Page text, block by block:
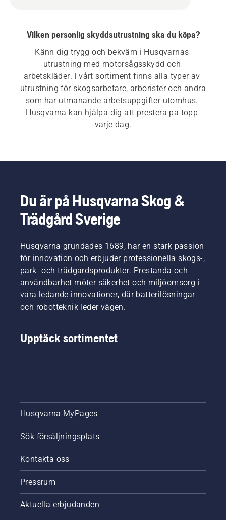
Vilken personlig skyddsutrustning ska du köpa?
Känn dig trygg och bekväm i Husqvarnas
utrustning med motorsågsskydd och
arbetskläder. I vårt sortiment finns alla typer av
utrustning för skogsarbetare, arborister och andra
som har utmanande arbetsuppgifter utomhus.
Husqvarna kan hjälpa dig att prestera på topp
varje dag.
Du är på Husqvarna Skog &
Trädgård Sverige
Husqvarna grundades 1689, har en stark passion
för innovation och erbjuder professionella skogs-,
park- och trädgårdsprodukter. Prestanda och
användbarhet möter säkerhet och miljöomsorg i
våra ledande innovationer, där batterilösningar
och robotteknik leder vägen.
Upptäck sortimentet
Husqvarna MyPages
Sök försäljningsplats
Kontakta oss
Pressrum
Aktuella erbjudanden